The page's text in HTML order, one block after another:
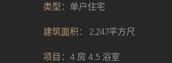
类型： 单户住宅
建筑面积： 2,247平方尺
项目： 4 房 4.5 浴室